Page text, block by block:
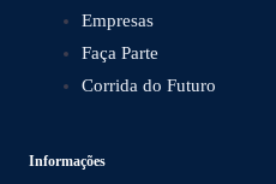
Empresas
Faça Parte
Corrida do Futuro
Informações